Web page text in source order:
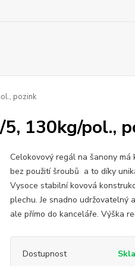
pozink
130kg/pol.,
Celokovový regál na šanony
bez použití šroubů a to díky
Vysoce stabilní kovová
plechu. Je snadno
ale přímo do kanceláře. Výška
Dostupnost